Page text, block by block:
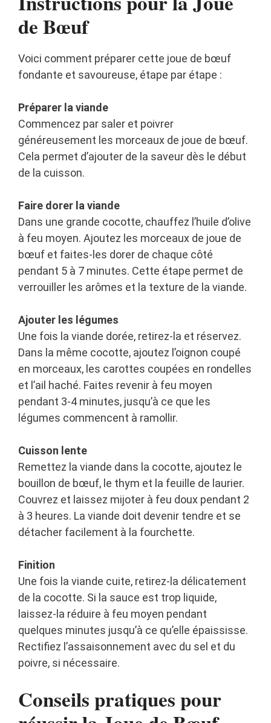
de Bœuf
Voici comment préparer cette joue de bœuf
fondante et savoureuse, étape par étape :
Préparer la viande
Commencez par saler et poivrer
généreusement les morceaux de joue de bœuf.
Cela permet d’ajouter de la saveur dès le début
de la cuisson.
Faire dorer la viande
Dans une grande cocotte, chauffez l’huile d’olive
à feu moyen. Ajoutez les morceaux de joue de
bœuf et faites-les dorer de chaque côté
pendant 5 à 7 minutes. Cette étape permet de
verrouiller les arômes et la texture de la viande.
Ajouter les légumes
Une fois la viande dorée, retirez-la et réservez.
Dans la même cocotte, ajoutez l’oignon coupé
en morceaux, les carottes coupées en rondelles
et l’ail haché. Faites revenir à feu moyen
pendant 3-4 minutes, jusqu’à ce que les
légumes commencent à ramollir.
Cuisson lente
Remettez la viande dans la cocotte, ajoutez le
bouillon de bœuf, le thym et la feuille de laurier.
Couvrez et laissez mijoter à feu doux pendant 2
à 3 heures. La viande doit devenir tendre et se
détacher facilement à la fourchette.
Finition
Une fois la viande cuite, retirez-la délicatement
de la cocotte. Si la sauce est trop liquide,
laissez-la réduire à feu moyen pendant
quelques minutes jusqu’à ce qu’elle épaississe.
Rectifiez l’assaisonnement avec du sel et du
poivre, si nécessaire.
Conseils pratiques pour